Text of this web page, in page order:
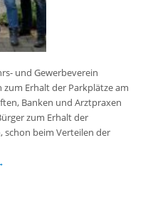
und Gewerbeverein
Erhalt der Parkplätze am
Banken und Arztpraxen
zum Erhalt der
schon beim Verteilen der